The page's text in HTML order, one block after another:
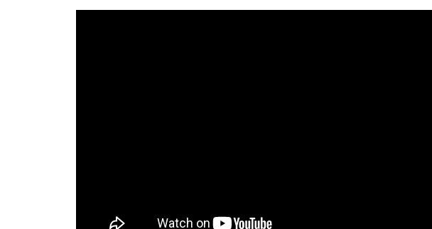
DIGITAL Agregar al carrito